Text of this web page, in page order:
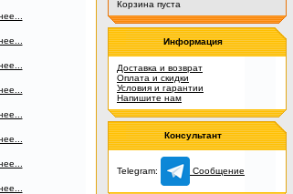
Корзина пуста
Информация
Доставка и возврат
Оплата и скидки
Условия и гарантии
Напишите нам
Консультант
Telegram: Сообщение